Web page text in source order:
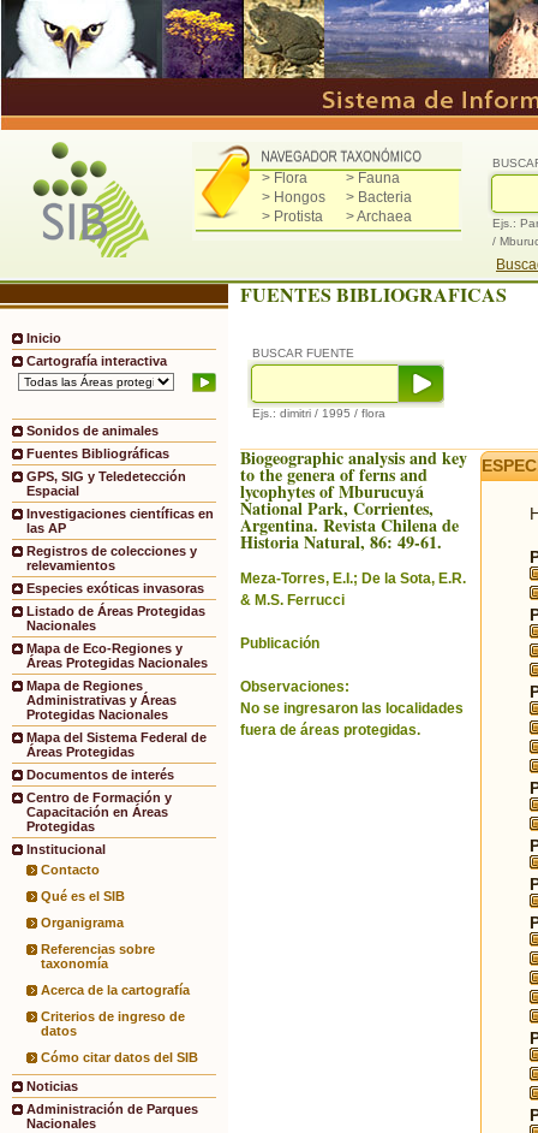
> Flora
> Fauna
> Hongos
> Bacteria
> Protista
> Archaea
Ejs.:
/
Inicio
Cartografía interactiva
Sonidos de animales
Fuentes Bibliográficas
GPS, SIG y Teledetección
Espacial
Investigaciones científicas en
las AP
Registros de colecciones y
relevamientos
Especies exóticas invasoras
Listado de Áreas Protegidas
Nacionales
Mapa de Eco-Regiones y
Áreas Protegidas Nacionales
Mapa de Regiones
Administrativas y Áreas
Protegidas Nacionales
Mapa del Sistema Federal de
Áreas Protegidas
Documentos de interés
Centro de Formación y
Capacitación en Áreas
Protegidas
Institucional
Contacto
Qué es el SIB
Organigrama
Referencias sobre
taxonomía
Acerca de la cartografía
Criterios de ingreso de
datos
Cómo citar datos del SIB
Noticias
Administración de Parques
Nacionales
FUENTES BIBLIOGRAFICAS
BUSCAR FUENTE
Ejs.: dimitri / 1995 / flora
Biogeographic analysis and key
to the genera of ferns and
lycophytes of Mburucuyá
National Park, Corrientes,
Argentina. Revista Chilena de
Historia Natural, 86: 49-61.
Meza-Torres, E.I.; De la Sota, E.R.
& M.S. Ferrucci
Publicación
Observaciones:
No se ingresaron las localidades
fuera de áreas protegidas.